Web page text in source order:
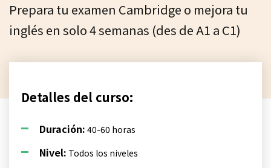
Prepara tu examen Cambridge o mejora tu
inglés en solo 4 semanas (des de A1 a C1)
Detalles del curso:
Duración: 40-60 horas
Nivel: Todos los niveles